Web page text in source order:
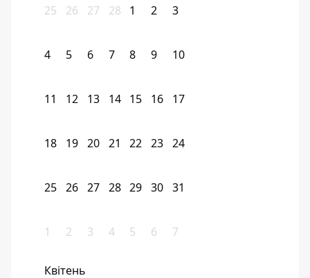
25 26 27 28 1 2 3
4 5 6 7 8 9 10
11 12 13 14 15 16 17
18 19 20 21 22 23 24
25 26 27 28 29 30 31
1 2 3 4 5 6 7
Квітень